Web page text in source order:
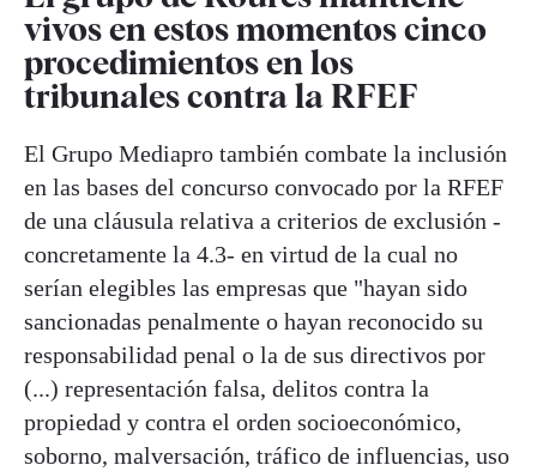
vivos en estos momentos cinco
procedimientos en los
tribunales contra la RFEF
El Grupo Mediapro también combate la inclusión
en las bases del concurso convocado por la RFEF
de una cláusula relativa a criterios de exclusión -
concretamente la 4.3- en virtud de la cual no
serían elegibles las empresas que "hayan sido
sancionadas penalmente o hayan reconocido su
responsabilidad penal o la de sus directivos por
(...) representación falsa, delitos contra la
propiedad y contra el orden socioeconómico,
soborno, malversación, tráfico de influencias, uso